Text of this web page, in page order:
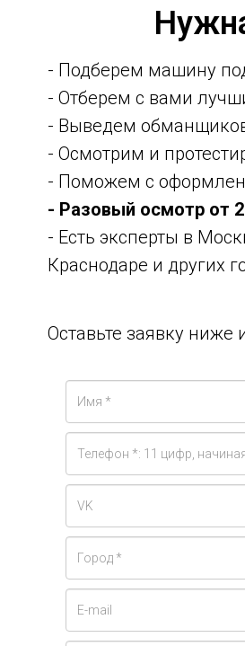
- Подберем машину
- Отберем с вами
- Выведем
- Осмотрим и
- Поможем с
- Разовый осмотр от
- Есть эксперты в
Краснодаре и других
Оставьте заявку